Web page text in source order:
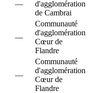
—
d'agglomération
de Cambrai
—
Communauté
d'agglomération
Cœur de
Flandre
—
Communauté
d'agglomération
Cœur de
Flandre